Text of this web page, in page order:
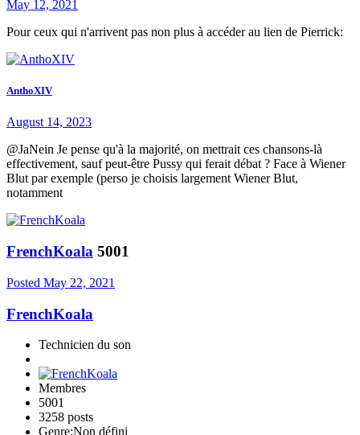
May 12, 2021
Pour ceux qui n'arrivent pas non plus à accéder au lien de Pierrick:
AnthoXIV
August 14, 2023
@JaNein Je pense qu'à la majorité, on mettrait ces chansons-là
effectivement, sauf peut-être Pussy qui ferait débat ? Face à Wiener
Blut par exemple (perso je choisis largement Wiener Blut,
notamment
FrenchKoala 5001
Posted May 22, 2021
FrenchKoala
Technicien du son
Membres
5001
3258 posts
Genre:Non défini